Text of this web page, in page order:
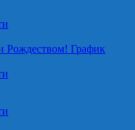
Рождеством! График